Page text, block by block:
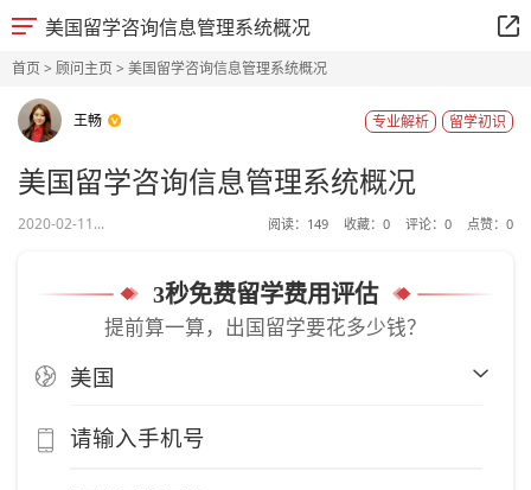
美国留学咨询信息管理系统概况
首页> 顾问主页> 美国留学咨询信息管理系统概况
王畅 留学初识
专业解析
美国留学咨询信息管理系统概况
2020-02-11... 阅读： 149 收藏： 0 评论： 0 点赞： 0
3秒免费留学费用评估
提前算一算，出国留学要花多少钱？